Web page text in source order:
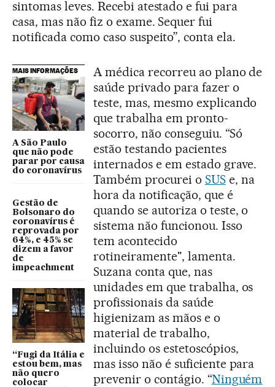
sintomas leves. Recebi atestado e fui para
casa, mas não fiz o exame. Sequer fui
notificada como caso suspeito”, conta ela.
MAIS INFORMAÇÕES
A São Paulo
que não pode
parar por causa
do coronavírus
Gestão de
Bolsonaro do
coronavírus é
reprovada por
64%, e 45% se
dizem a favor
de
impeachment
“Fugi da Itália e
estou bem, mas
não quero
colocar
A médica recorreu ao plano de
saúde privado para fazer o
teste, mas, mesmo explicando
que trabalha em pronto-
socorro, não conseguiu. “Só
estão testando pacientes
internados e em estado grave.
Também procurei o SUS e, na
hora da notificação, que é
quando se autoriza o teste, o
sistema não funcionou. Isso
tem acontecido
rotineiramente", lamenta.
Suzana conta que, nas
unidades em que trabalha, os
profissionais da saúde
higienizam as mãos e o
material de trabalho,
incluindo os estetoscópios,
mas isso não é suficiente para
prevenir o contágio. “Ninguém